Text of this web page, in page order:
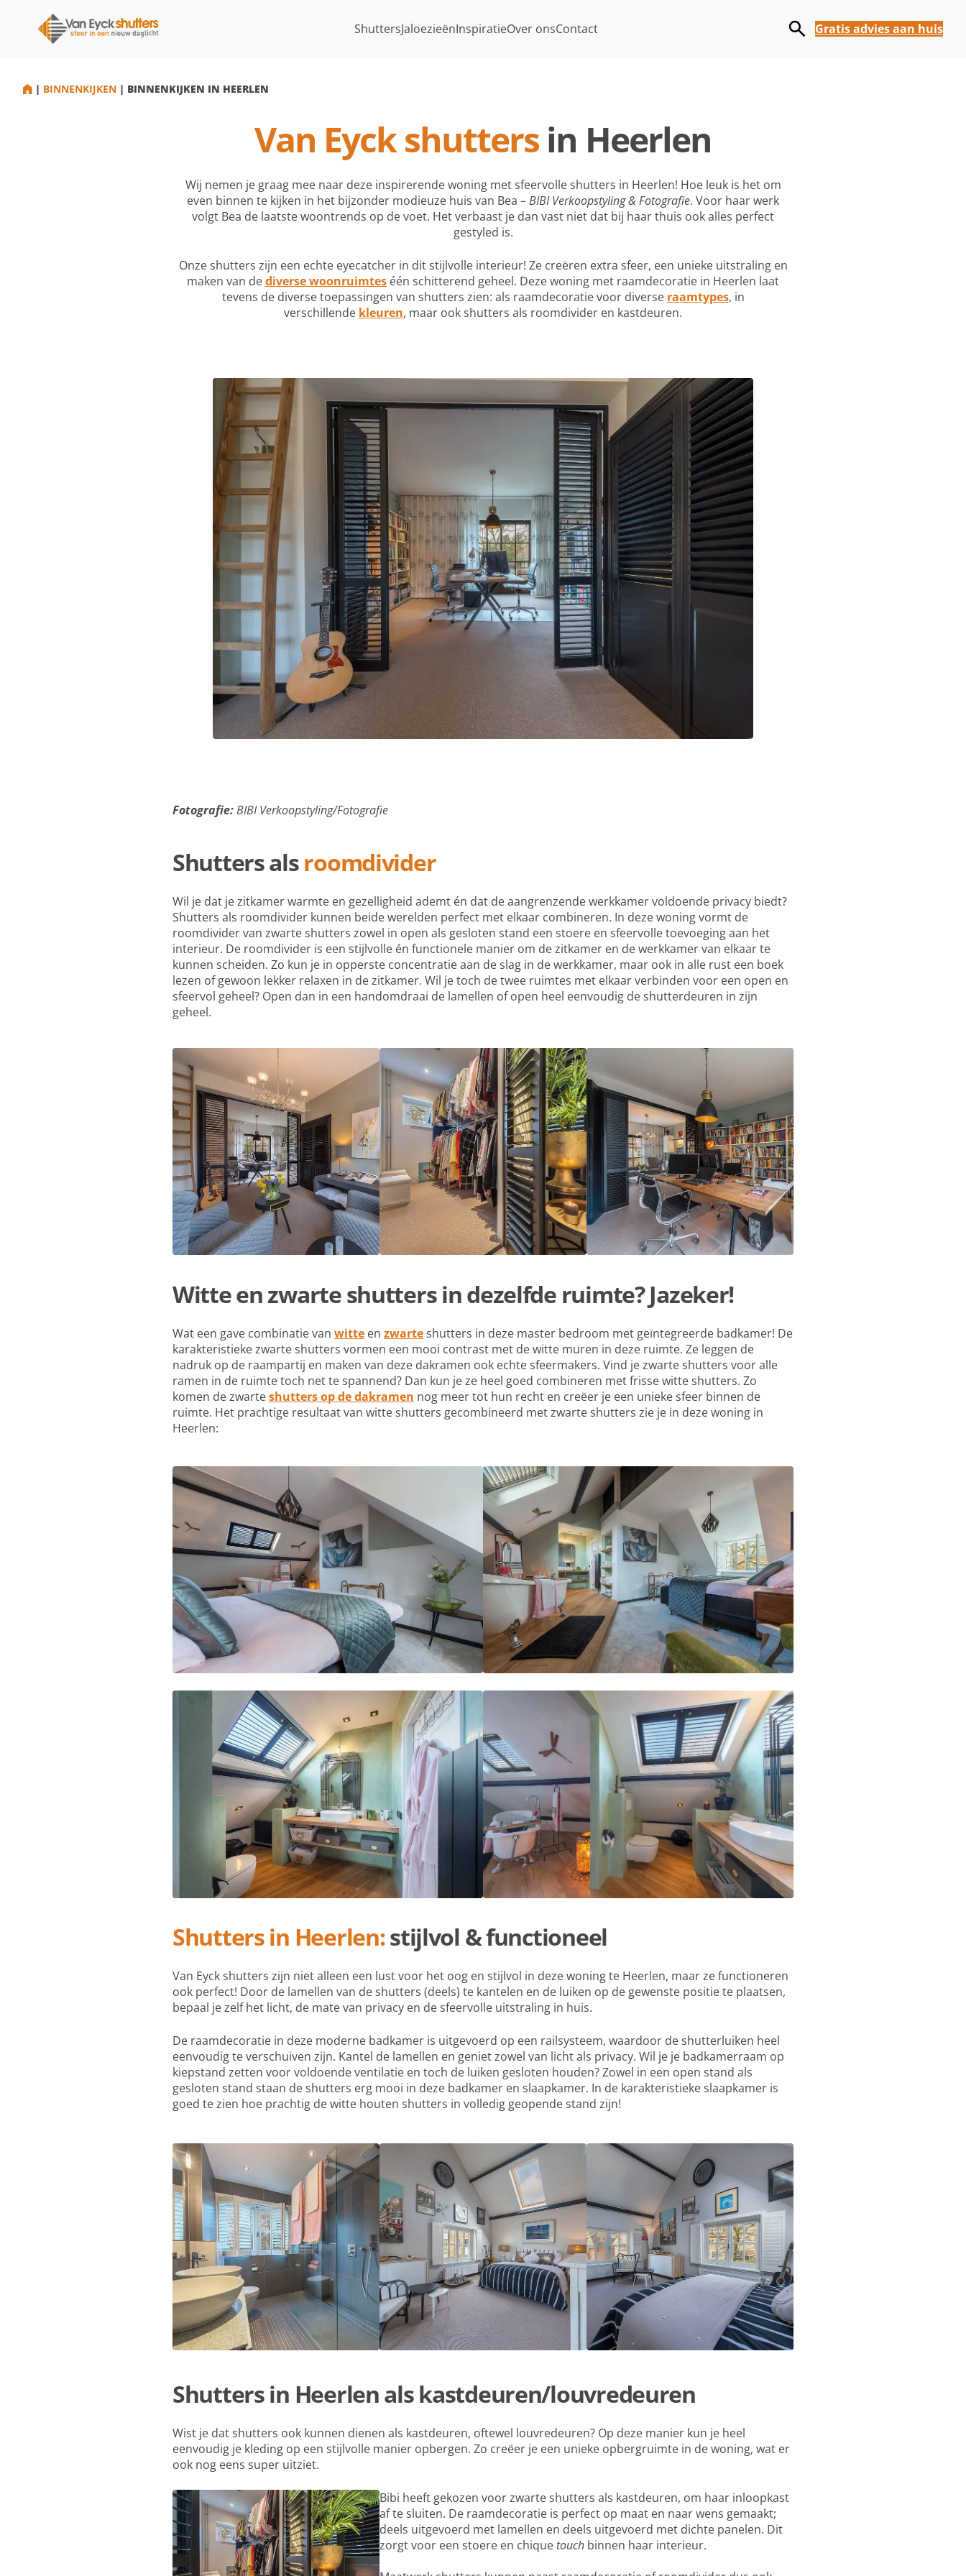
ShuttersJaloezieënInspiratieOver onsContact Gratis advies aan huis
HOME
| BINNENKIJKEN | BINNENKIJKEN IN HEERLEN
Van Eyck shutters in Heerlen
Wij nemen je graag mee naar deze inspirerende woning met sfeervolle shutters in Heerlen! Hoe leuk is het om
even binnen te kijken in het bijzonder modieuze huis van Bea –BIBI Verkoopstyling & Fotografie. Voor haar werk
volgt Bea de laatste woontrends op de voet. Het verbaast je dan vast niet dat bij haar thuis ook alles perfect
gestyled is.
Onze shutters zijn een echte eyecatcher in dit stijlvolle interieur! Ze creëren extra sfeer, een unieke uitstraling en
maken van dediverse woonruimtes één schitterend geheel. Deze woning met raamdecoratie in Heerlen laat
tevens de diverse toepassingen van shutters zien: als raamdecoratie voor diverse raamtypes, in
verschillende kleuren, maar ook shutters als roomdivider en kastdeuren.
Fotografie:BIBI Verkoopstyling/Fotografie
Shutters alsroomdivider
Wil je dat je zitkamer warmte en gezelligheid ademt én dat de aangrenzende werkkamer voldoende privacy biedt?
Shutters als roomdivider kunnen beide werelden perfect met elkaar combineren. In deze woning vormt de
roomdivider van zwarte shutters zowel in open als gesloten stand een stoere en sfeervolle toevoeging aan het
interieur. De roomdivider is een stijlvolle én functionele manier om de zitkamer en de werkkamer van elkaar te
kunnen scheiden. Zo kun je in opperste concentratie aan de slag in de werkkamer, maar ook in alle rust een boek
lezen of gewoon lekker relaxen in de zitkamer. Wil je toch de twee ruimtes met elkaar verbinden voor een open en
sfeervol geheel? Open dan in een handomdraai de lamellen of open heel eenvoudig de shutterdeuren in zijn
geheel.
Witte en zwarte shutters in dezelfde ruimte? Jazeker!
Wat een gave combinatie van witte en zwarteshutters in deze master bedroom met geïntegreerde badkamer! De
karakteristieke zwarte shutters vormen een mooi contrast met de witte muren in deze ruimte. Ze leggen de
nadruk op de raampartij en maken van deze dakramen ook echte sfeermakers. Vind je zwarte shutters voor alle
ramen in de ruimte toch net te spannend? Dan kun je ze heel goed combineren met frisse witte shutters. Zo
komen de zwarteshutters op de dakramen nog meer tot hun recht en creëer je een unieke sfeer binnen de
ruimte. Het prachtige resultaat van witte shutters gecombineerd met zwarte shutters zie je in deze woning in
Heerlen:
Shutters in Heerlen:stijlvol & functioneel
Van Eyck shutters zijn niet alleen een lust voor het oog en stijlvol in deze woning te Heerlen, maar ze functioneren
ook perfect! Door de lamellen van de shutters (deels) te kantelen en de luiken op de gewenste positie te plaatsen,
bepaal je zelf het licht, de mate van privacy en de sfeervolle uitstraling in huis.
De raamdecoratie in deze moderne badkamer is uitgevoerd op een railsysteem, waardoor de shutterluiken heel
eenvoudig te verschuiven zijn. Kantel de lamellen en geniet zowel van licht als privacy. Wil je je badkamerraam op
kiepstand zetten voor voldoende ventilatie en toch de luiken gesloten houden? Zowel in een open stand als
gesloten stand staan de shutters erg mooi in deze badkamer en slaapkamer. In de karakteristieke slaapkamer is
goed te zien hoe prachtig de witte houten shutters in volledig geopende stand zijn!
Shutters in Heerlen alskastdeuren/louvredeuren
Wist je dat shutters ook kunnen dienen als kastdeuren, oftewel louvredeuren? Op deze manier kun je heel
eenvoudig je kleding op een stijlvolle manier opbergen. Zo creëer je een unieke opbergruimte in de woning, wat er
ook nog eens super uitziet.
Bibi heeft gekozen voor zwarte shutters als kastdeuren, om haar inloopkast
af te sluiten. De raamdecoratie is perfect op maat en naar wens gemaakt;
deels uitgevoerd met lamellen en deels uitgevoerd met dichte panelen. Dit
zorgt voor een stoere en chique touchbinnen haar interieur.